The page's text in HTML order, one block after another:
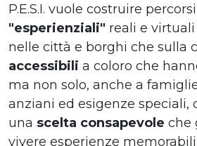
P.E.S.I. vuole costruire
"esperienziali" reali e virtuali
nelle città e borghi che sulla
accessibili a coloro che
ma non solo, anche a
anziani ed esigenze speciali,
una scelta consapevole che
vivere esperienze